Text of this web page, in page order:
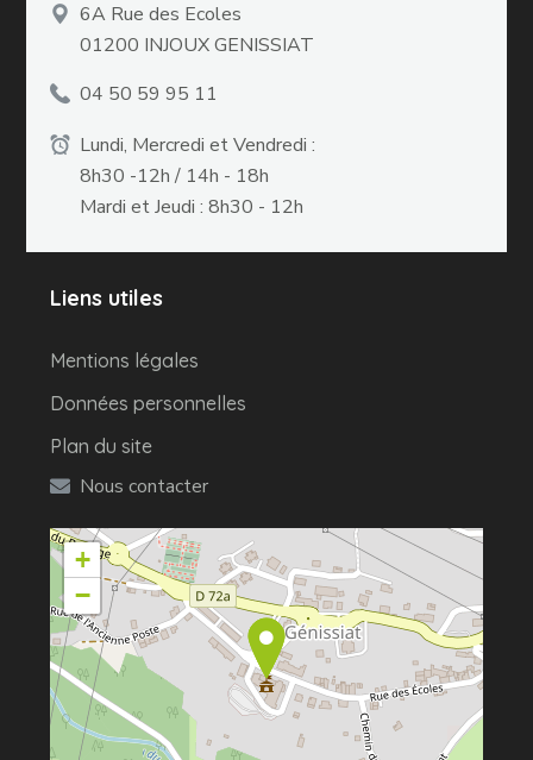
6A Rue des Ecoles
01200 INJOUX GENISSIAT
04 50 59 95 11
Lundi, Mercredi et Vendredi :
8h30 -12h / 14h - 18h
Mardi et Jeudi : 8h30 - 12h
Liens utiles
Mentions légales
Données personnelles
Plan du site
Nous contacter
+
−